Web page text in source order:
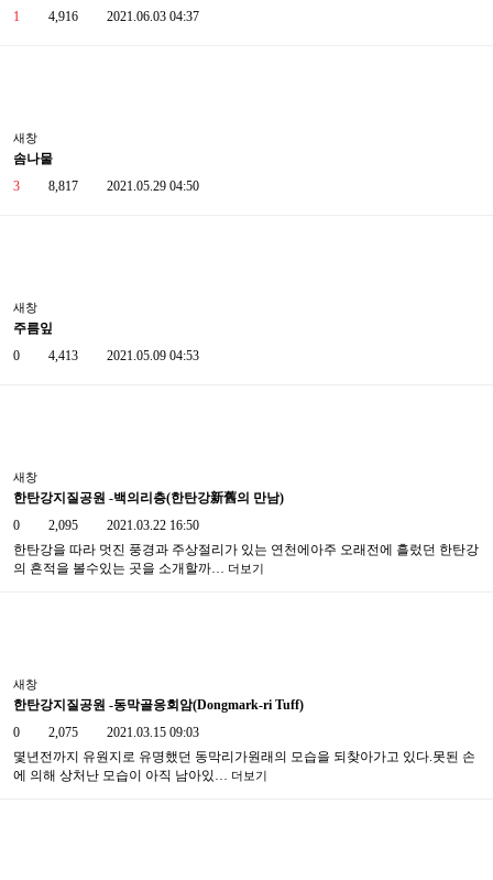
1
4,916 2021.06.03 04:37
새창
솜나물
3
8,817 2021.05.29 04:50
새창
주름잎
0
4,413 2021.05.09 04:53
새창
한탄강지질공원 -백의리층(한탄강新舊의 만남)
0
2,095
2021.03.22 16:50
한탄강을 따라 멋진 풍경과 주상절리가 있는 연천에아주 오래전에 흘렀던 한탄강
의 흔적을 볼수있는 곳을 소개할까… 더보기
새창
한탄강지질공원 -동막골응회암(Dongmark-ri Tuff)
0
2,075
2021.03.15 09:03
몇년전까지 유원지로 유명했던 동막리가원래의 모습을 되찾아가고 있다.못된 손
에 의해 상처난 모습이 아직 남아있… 더보기